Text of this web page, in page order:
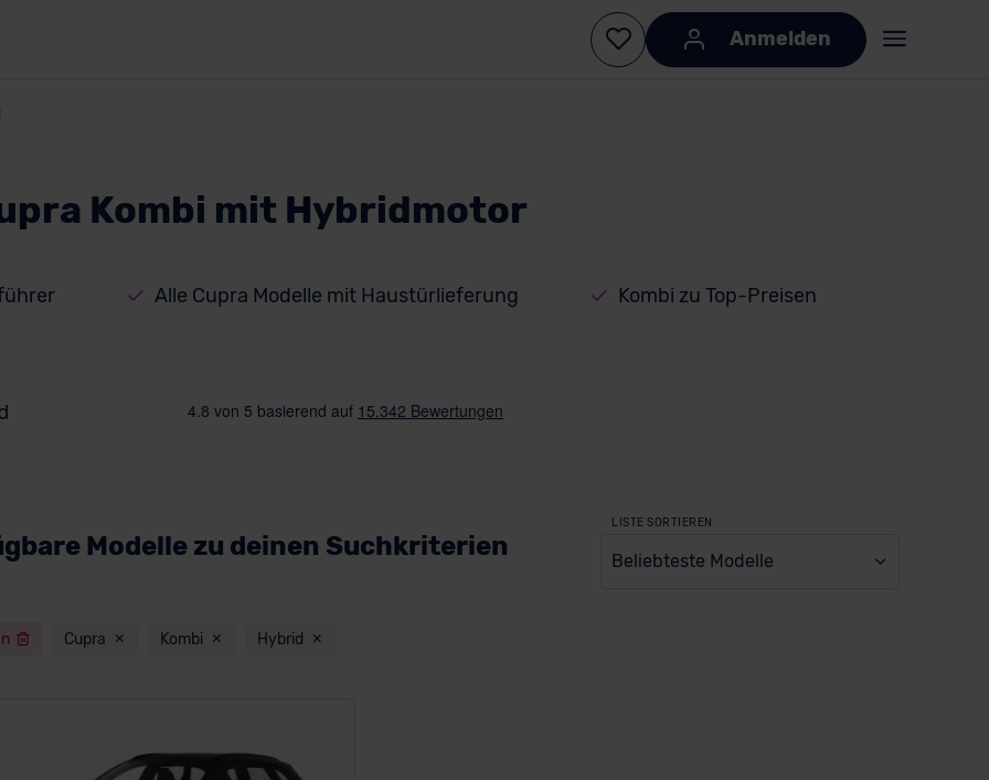
Anmelden
Kombi mit Hybridmotor
Alle Cupra Modelle mit Haustürlieferung Kombi zu Top-Preisen
Modelle zu deinen Suchkriterien
LISTE SORTIEREN
Beliebteste Modelle
Cupra Kombi Hybrid